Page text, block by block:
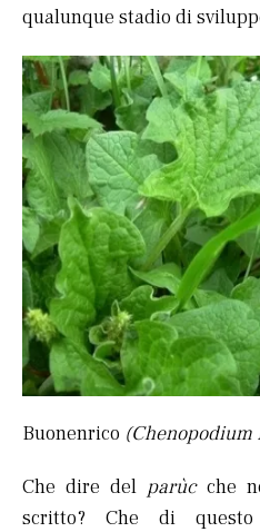
qualunque stadio di
Buonenrico
Che dire del parùcche
scritto? Che di